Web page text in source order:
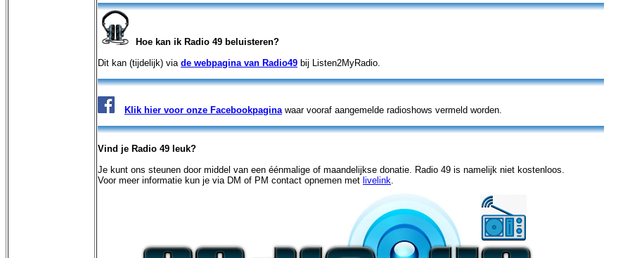
Hoe kan ik Radio 49 beluisteren?
Dit kan (tijdelijk) via de webpagina van Radio49 bij Listen2MyRadio.
Klik hier voor onze Facebookpagina waar vooraf aangemelde radioshows vermeld worden.
Vind je Radio 49 leuk?
Je kunt ons steunen door middel van een éénmalige of maandelijkse donatie. Radio 49 is namelijk niet kostenloos.
Voor meer informatie kun je via DM of PM contact opnemen met livelink